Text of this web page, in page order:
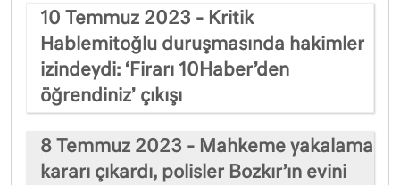
10 Temmuz 2023 - Kritik
Hablemitoğlu duruşmasında hakimler
izindeydi: ‘Firarı 10Haber’den
öğrendiniz’ çıkışı
8 Temmuz 2023 - Mahkeme yakalama
kararı çıkardı, polisler Bozkır’ın evini